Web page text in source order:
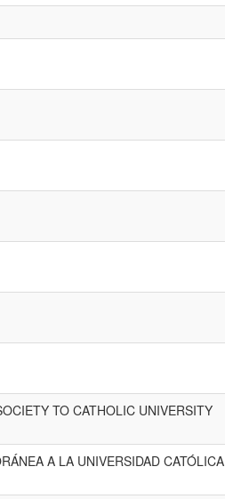
TO CATHOLIC UNIVERSITY
A LA UNIVERSIDAD CATÓLICA